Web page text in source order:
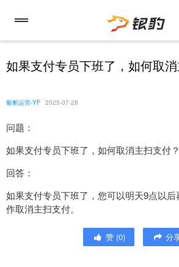
如果支付专员下班了，如何取
银豹运营-YF 2025-07-28
问题：
如果支付专员下班了，如何取消主扫支付？
回答：
如果支付专员下班了，您可以明天9点以
作取消主扫支付。
赞 (0) 分